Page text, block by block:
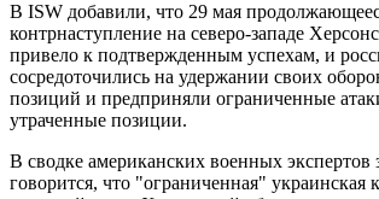
В ISW добавили, что 29 мая
контрнаступление на северо-западе
привело к подтвержденным успехам, и
сосредоточились на удержании своих
позиций и предприняли ограниченные
утраченные позиции.
В сводке американских военных экспертов
говорится, что "ограниченная" украинская